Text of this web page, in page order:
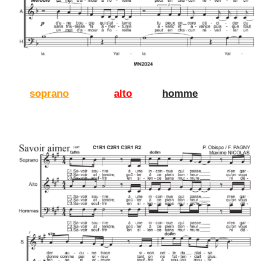
soprano alto homme